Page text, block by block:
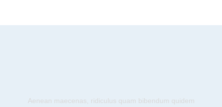
Aenean maecenas, ridiculus quam bibendum quidem